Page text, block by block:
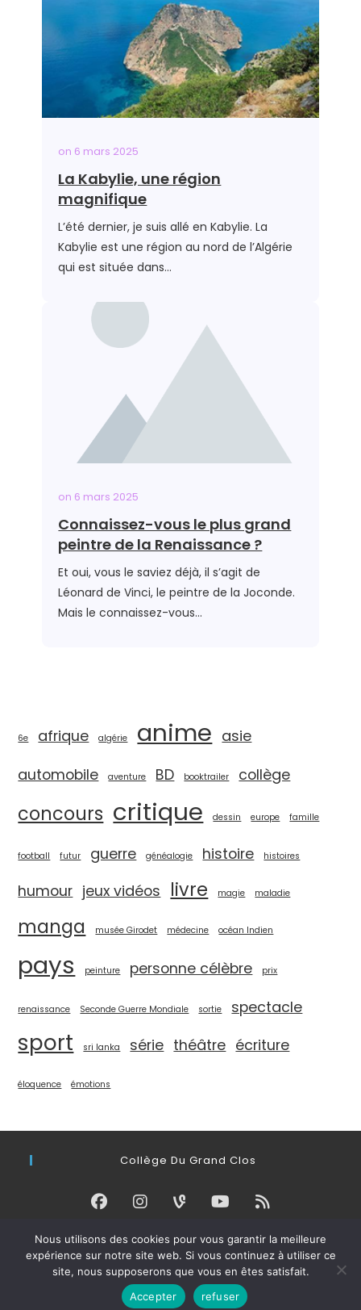
on 6 mars 2025
La Kabylie, une région
magnifique
L’été dernier, je suis allé en Kabylie. La
Kabylie est une région au nord de l’Algérie
qui est située dans…
on 6 mars 2025
Connaissez-vous le plus grand
peintre de la Renaissance ?
Et oui, vous le saviez déjà, il s’agit de
Léonard de Vinci, le peintre de la Joconde.
Mais le connaissez-vous…
6e afrique algérie anime asie
automobile
aventure BD booktrailer collège
concours critique dessin europe famille
football futur guerre généalogie histoire histoires
humour jeux vidéos livre magie maladie
manga musée Girodet médecine océan Indien
pays peinture personne célèbre prix
renaissance Seconde Guerre Mondiale sortie spectacle
sport sri lanka série théâtre écriture
éloquence émotions
Collège Du Grand Clos
Connexion
Nous utilisons des cookies pour vous garantir la meilleure
expérience sur notre site web. Si vous continuez à utiliser ce
site, nous supposerons que vous en êtes satisfait.
Accepter
refuser